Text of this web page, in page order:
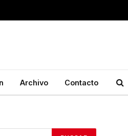
Archivo Contacto